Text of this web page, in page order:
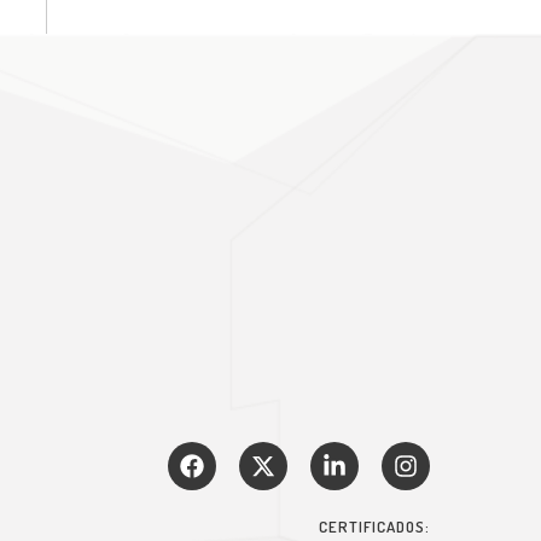
CERTIFICADOS: